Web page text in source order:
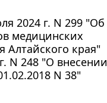
2024 г. N 299 "Об
медицинских
Алтайского края"
N 248 "О внесении
N 38"